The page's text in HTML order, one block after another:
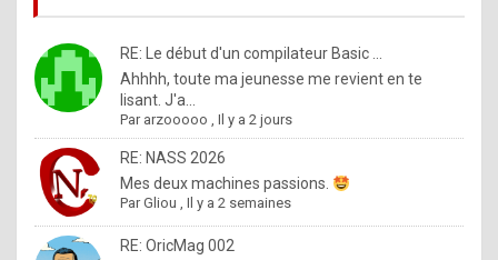
%
m
a
d
b
y
RE: Le début d'un compilateur Basic ...
Ahhhh, toute ma jeunesse me revient en te
lisant. J'a...
Par arzooooo ,Il y a 2 jours
RE: NASS 2026
Mes deux machines passions.
ParGliou ,Il y a 2 semaines
RE: OricMag 002